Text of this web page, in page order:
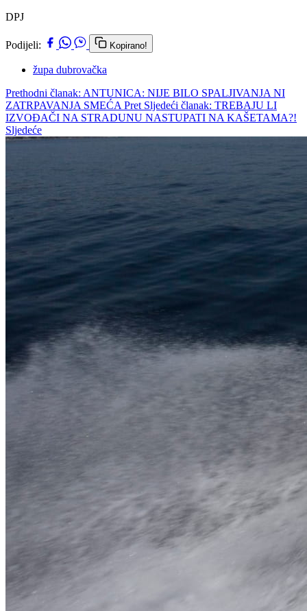
DPJ
Podijeli: Kopirano!
župa dubrovačka
Prethodni članak: ANTUNICA: NIJE BILO SPALJIVANJA NI
ZATRPAVANJA SMEĆA Pret Sljedeći članak: TREBAJU LI
IZVOĐAČI NA STRADUNU NASTUPATI NA KAŠETAMA?!
Sljedeće